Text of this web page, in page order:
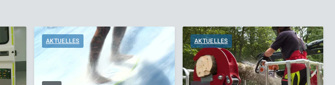
AKTUELLES AKTUELLES